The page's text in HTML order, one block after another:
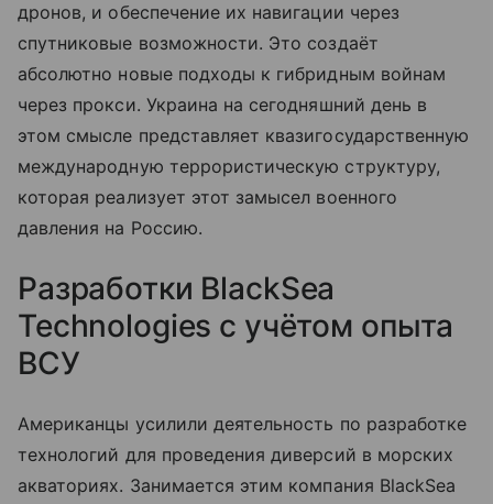
дронов, и обеспечение их навигации через
спутниковые возможности. Это создаёт
абсолютно новые подходы к гибридным войнам
через прокси. Украина на сегодняшний день в
этом смысле представляет квазигосударственную
международную террористическую структуру,
которая реализует этот замысел военного
давления на Россию.
Разработки BlackSea
Technologies с учётом опыта
ВСУ
Американцы усилили деятельность по разработке
технологий для проведения диверсий в морских
акваториях. Занимается этим компания BlackSea